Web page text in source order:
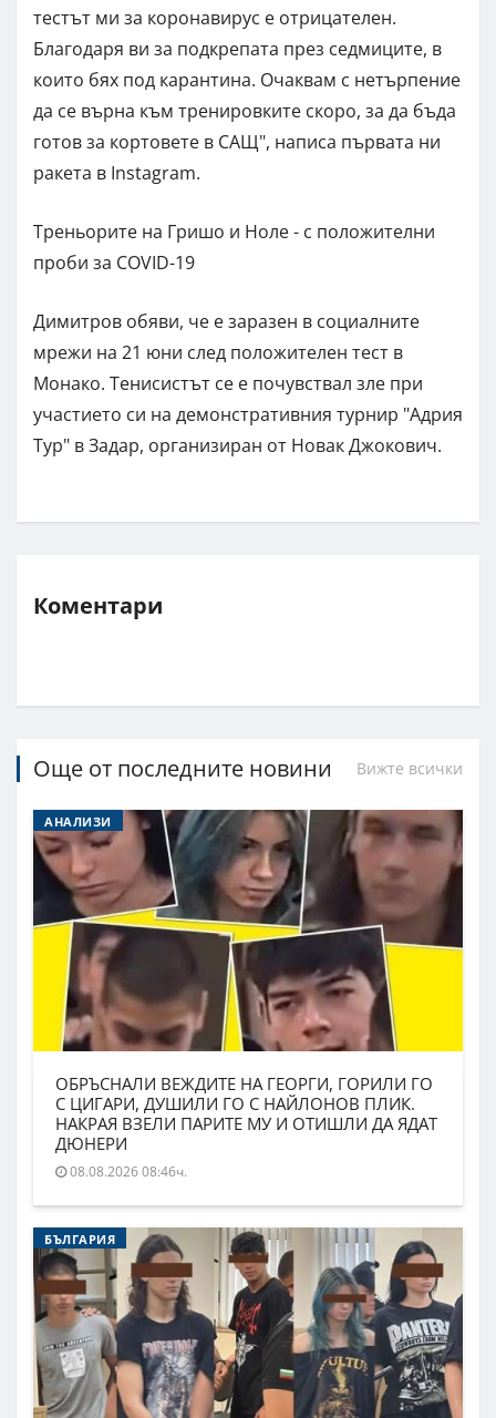
тестът ми за коронавирус е отрицателен.
Благодаря ви за подкрепата през седмиците, в
които бях под карантина. Очаквам с нетърпение
да се върна към тренировките скоро, за да бъда
готов за кортовете в САЩ", написа първата ни
ракета в Instagram.
Треньорите на Гришо и Ноле - с положителни
проби за COVID-19
Димитров обяви, че е заразен в социалните
мрежи на 21 юни след положителен тест в
Монако. Тенисистът се е почувствал зле при
участието си на демонстративния турнир "Адрия
Тур" в Задар, организиран от Новак Джокович.
Коментари
Още от последните новини Вижте всички
АНАЛИЗИ
ОБРЪСНАЛИ ВЕЖДИТЕ НА ГЕОРГИ, ГОРИЛИ ГО
С ЦИГАРИ, ДУШИЛИ ГО С НАЙЛОНОВ ПЛИК.
НАКРАЯ ВЗЕЛИ ПАРИТЕ МУ И ОТИШЛИ ДА ЯДАТ
ДЮНЕРИ
08.08.2026 08:46ч.
БЪЛГАРИЯ